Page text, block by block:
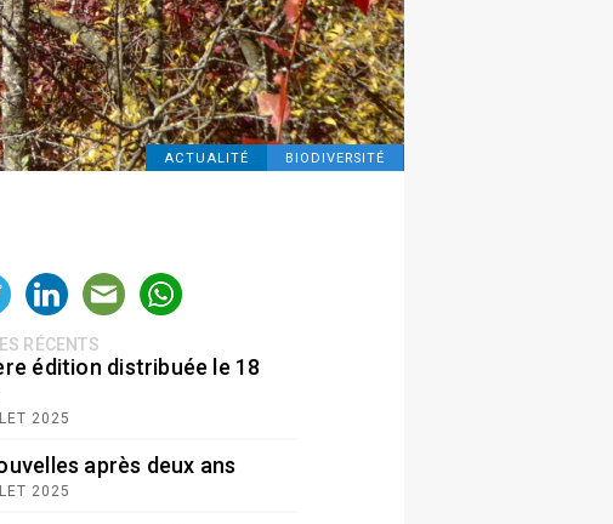
ACTUALITÉ BIODIVERSITÉ
RÉCENTS
édition distribuée le 18
2025
après deux ans
2025